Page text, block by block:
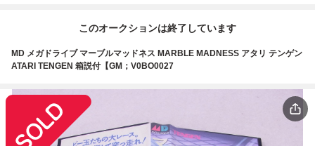
このオークションは終了しています
MD メガドライブ マーブルマッドネス MARBLE MADNESS アタリ テンゲン
ATARI TENGEN 箱説付【GM；V0BO0027